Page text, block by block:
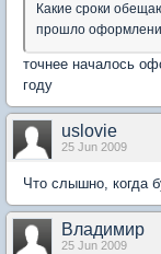
Какие сроки
прошло
точнее началось
году
uslovie
25 Jun 2009
Что слышно, когда
Влaдимиp
25 Jun 2009